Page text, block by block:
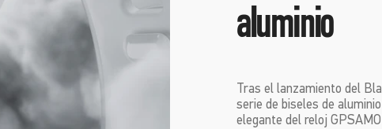
aluminio
Tras el lanzamiento del
serie de biseles de
elegante del reloj